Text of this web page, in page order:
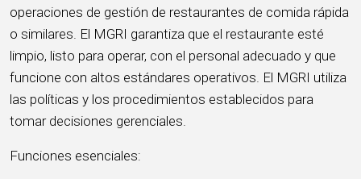
operaciones de gestión de restaurantes de comida rápida
o similares. El MGRI garantiza que el restaurante esté
limpio, listo para operar, con el personal adecuado y que
funcione con altos estándares operativos. El MGRI utiliza
las políticas y los procedimientos establecidos para
tomar decisiones gerenciales.
Funciones esenciales: